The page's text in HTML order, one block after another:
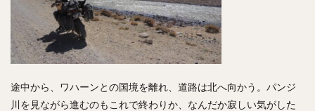
途中から、ワハーンとの国境を離れ、道路は北へ向かう。パンジ
川を見ながら進むのもこれで終わりか、なんだか寂しい気がした